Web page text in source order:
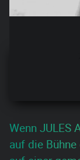
Wenn JULES
auf die